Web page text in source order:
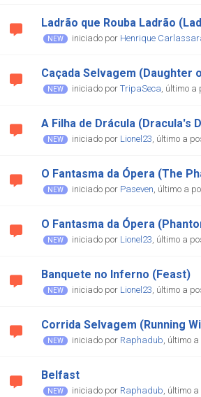
Ladrão que Rouba Ladrão
iniciado por Henrique
Caçada Selvagem (Daughter
iniciado porTripaSeca, último
A Filha de Drácula (Dracula's
iniciado por Lionel23, último a
O Fantasma da Ópera (The
iniciado por Paseven, último a
O Fantasma da Ópera
iniciado por Lionel23, último a
Banquete no Inferno (Feast)
iniciado por Lionel23, último a
Corrida Selvagem (Running
iniciado por Raphadub, último
Belfast
iniciado por Raphadub, último